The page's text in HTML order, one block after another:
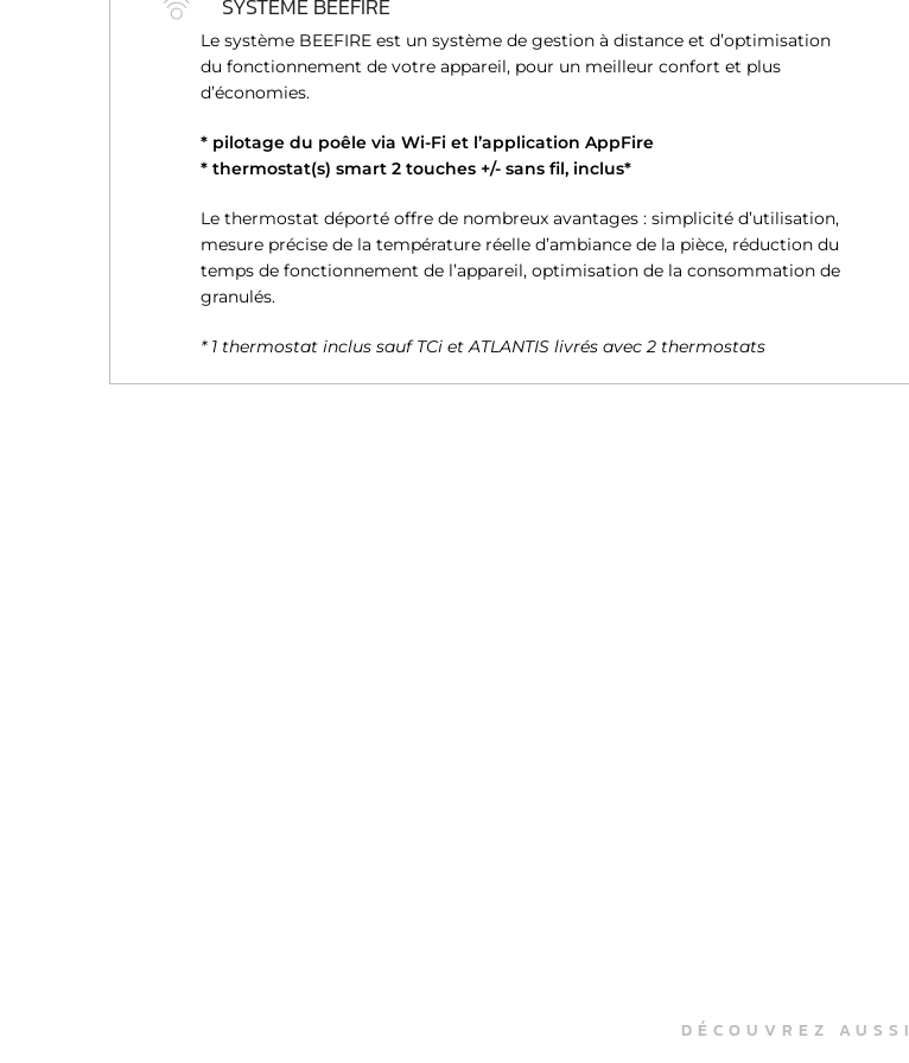
n
t
e
m
n
Le système BEEFIRE est un système de gestion à distance et d’optimisation
du fonctionnement de votre appareil, pour un meilleur confort et plus
d’économies.
* pilotage du poêle via Wi-Fi et l’application AppFire
* thermostat(s) smart 2 touches +/- sans fil, inclus*
Le thermostat déporté offre de nombreux avantages : simplicité d’utilisation,
mesure précise de la température réelle d’ambiance de la pièce, réduction du
temps de fonctionnement de l’appareil, optimisation de la consommation de
granulés.
* 1 thermostat inclus sauf TCi et ATLANTIS livrés avec 2 thermostats
DÉCOUVREZ AUSSI